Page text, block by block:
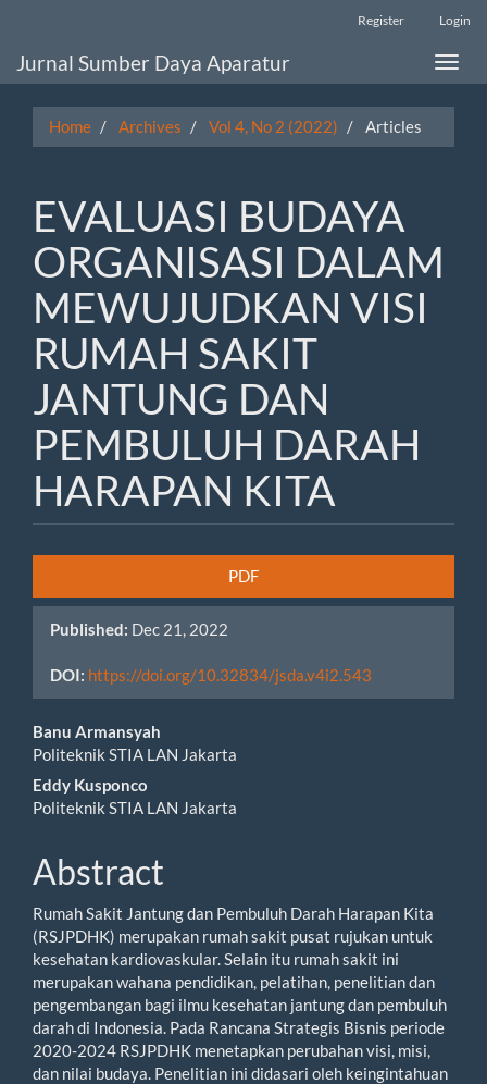
Main
Register Login
Toggle
Jurnal Sumber Daya Aparatur
Home Archives Vol 4, No 2 (2022) Articles
EVALUASI BUDAYA
ORGANISASI DALAM
MEWUJUDKAN VISI
RUMAH SAKIT
JANTUNG DAN
PEMBULUH DARAH
HARAPAN KITA
Article
Sidebar
PDF
Published: Dec 21, 2022
DOI: https://doi.org/10.32834/jsda.v4i2.543
Main
Article
Content
Banu Armansyah
Politeknik STIA LAN Jakarta
Eddy Kusponco
Politeknik STIA LAN Jakarta
Abstract
Rumah Sakit Jantung dan Pembuluh Darah Harapan Kita
(RSJPDHK) merupakan rumah sakit pusat rujukan untuk
kesehatan kardiovaskular. Selain itu rumah sakit ini
merupakan wahana pendidikan, pelatihan, penelitian dan
pengembangan bagi ilmu kesehatan jantung dan pembuluh
darah di Indonesia. Pada Rancana Strategis Bisnis periode
2020-2024 RSJPDHK menetapkan perubahan visi, misi,
dan nilai budaya. Penelitian ini didasari oleh keingintahuan